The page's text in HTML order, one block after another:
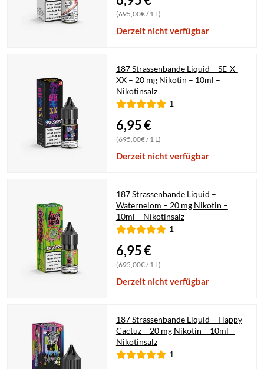
(695,00€ / 1 L)
Derzeit nicht verfügbar
187 Strassenbande Liquid – SE-X-
XX – 20 mg Nikotin – 10ml –
Nikotinsalz
1
6,95€
(695,00€ / 1 L)
Derzeit nicht verfügbar
187 Strassenbande Liquid –
Waternelom – 20 mg Nikotin –
10ml – Nikotinsalz
1
6,95€
(695,00€ / 1 L)
Derzeit nicht verfügbar
187 Strassenbande Liquid – Happy
Cactuz – 20 mg Nikotin – 10ml –
Nikotinsalz
1